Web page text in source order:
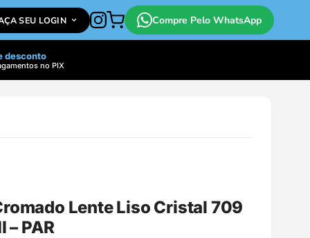
SEU LOGIN Compre Pelo WhatsApp
desconto
no PIX
Lente Liso Cristal 709
– PAR